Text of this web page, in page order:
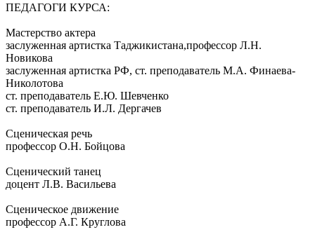
ПЕДАГОГИ КУРСА:
Мастерство актера
заслуженная артистка Таджикистана,профессор Л.Н.
Новикова
заслуженная артистка РФ, ст. преподаватель М.А. Финаева-
Николотова
ст. преподаватель Е.Ю. Шевченко
ст. преподаватель И.Л. Дергачев
Сценическая речь
профессор О.Н. Бойцова
Сценический танец
доцент Л.В. Васильева
Сценическое движение
профессор А.Г. Круглова